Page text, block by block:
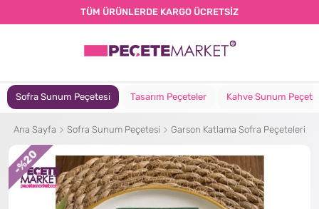
TÜM ÜRÜNLERDE KARGO ÜCRETSİZ
Sofra Sunum Peçetesi Tasarım Peçeteler Kahve Sunum
Ana Sayfa Sofra Sunum Peçetesi Garson Katlama Sofra Peçeteleri
-
%20